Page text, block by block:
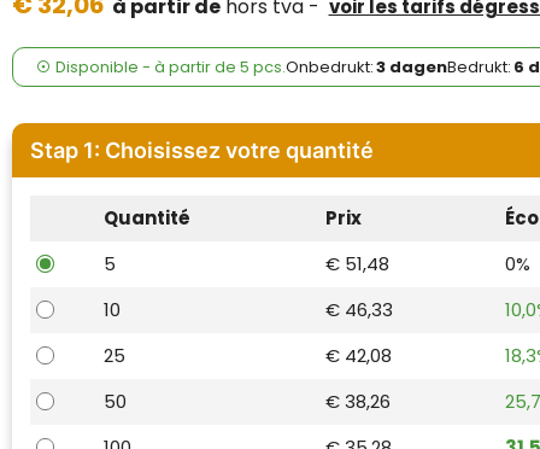
Fresh 'n Rebel
GolfOriginals
James Harvest
Kingcap
MyKit
à partir dehors tva - voir les tarifs
Disponible - à partir de 5 pcs.Onbedrukt:3 dagenBedrukt: 6
Stap 1: Choisissez votre quantité
Quantité Prix
5
€ 51,48
0%
10
€ 46,33
25
€ 42,08
50
€ 38,26